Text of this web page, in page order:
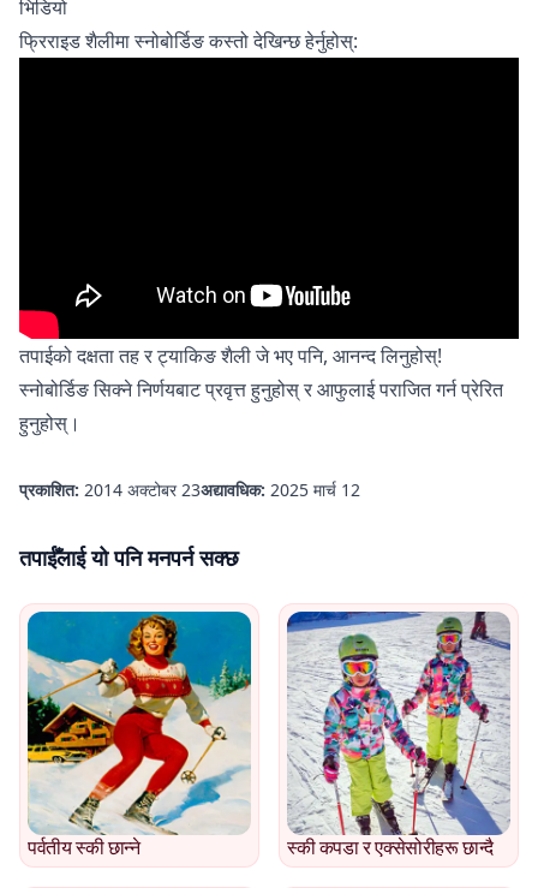
भिडियो
फ्रिराइड शैलीमा स्नोबोर्डिङ कस्तो देखिन्छ हेर्नुहोस्:
तपाईको दक्षता तह र ट्याकिङ शैली जे भए पनि, आनन्द लिनुहोस्!
स्नोबोर्डिङ सिक्ने निर्णयबाट प्रवृत्त हुनुहोस् र आफुलाई पराजित गर्न प्रेरित
हुनुहोस्।
प्रकाशित: 2014 अक्टोबर 23अद्यावधिक: 2025 मार्च 12
तपाईँलाई यो पनि मनपर्न सक्छ
पर्वतीय स्की छान्ने स्की कपडा र एक्सेसोरीहरू छान्दै